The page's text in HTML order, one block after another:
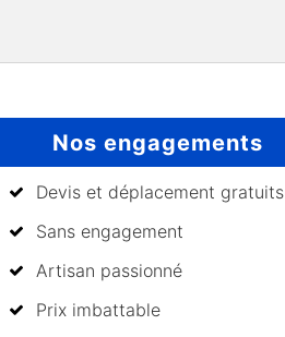
Nos engagements
Devis et déplacement gratuits
Sans engagement
Artisan passionné
Prix imbattable